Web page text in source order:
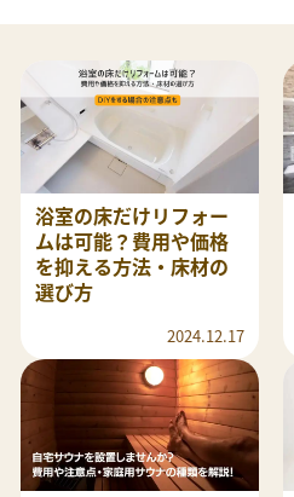
浴室の床だけリフォー
ムは可能？費用や価格
を抑える方法・床材の
選び方
2024.12.17